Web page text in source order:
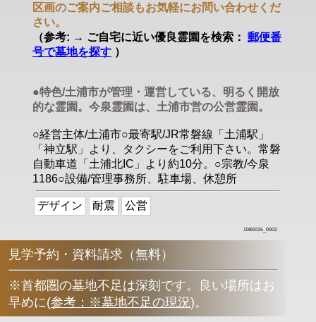
区画のご案内ご相談もお気軽にお問い合わせくだ
さい。
（参考: → ご自宅に近い優良霊園を検索： 郵便番
号で墓地を探す ）
●特色/土浦市が管理・運営している、明るく開放
的な霊園。今泉霊園は、土浦市営の公営霊園。
○経営主体/土浦市○最寄駅/JR常磐線「土浦駅」
「神立駅」より、タクシーをご利用下さい。常磐
自動車道「土浦北IC」より約10分。○宗教/今泉
1186○設備/管理事務所、駐車場、休憩所
デザイン 耐震 公営
1080015_0002
見学予約・資料請求（無料）
※首都圏の墓地不足は深刻です。良い場所はお
早めに(参考：※墓地不足の現況)。